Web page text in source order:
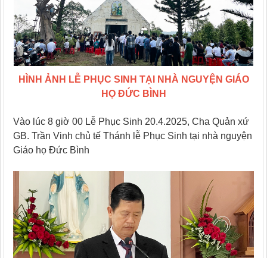
HÌNH ẢNH LỄ PHỤC SINH TẠI NHÀ NGUYỆN GIÁO
HỌ ĐỨC BÌNH
Vào lúc 8 giờ 00 Lễ Phục Sinh 20.4.2025, Cha Quản xứ
GB. Trần Vinh chủ tế Thánh lễ Phục Sinh tại nhà nguyện
Giáo họ Đức Bình